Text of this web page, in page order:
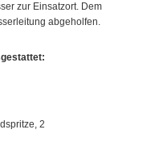
zur Einsatzort. Dem
abgeholfen.
2